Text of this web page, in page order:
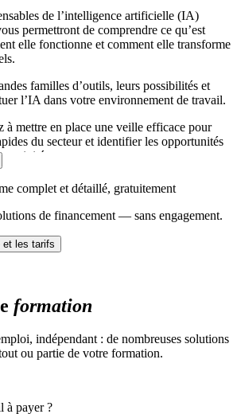
des pratiques d’IA avec les
notamment en matière de
protection des données
ses processus de travail afin d’optimiser sa
conservant un usage raisonné et maîtrisé
professionnelle pour structurer,
ses productions réalisées avec l’IA
de l’intelligence artificielle (IA)
permettront de comprendre ce qu’est
elle fonctionne et comment elle transforme
familles d’outils, leurs possibilités et
l’IA dans votre environnement de travail.
à mettre en place une veille efficace pour
du secteur et identifier les opportunités
activité.
comprenez en profondeur le
et leur impact sur la créativité, la
du travail.
à analyser vos besoins, à choisir les outils
leur potentiel.
engineering, puis guidé vers la rédaction
à utiliser l’IA de manière responsable en
(RGPD), d’accessibilité,
complet et détaillé, gratuitement
de financement — sans engagement.
et les tarifs
formation
indépendant : de nombreuses solutions
ou partie de votre formation.
à payer ?